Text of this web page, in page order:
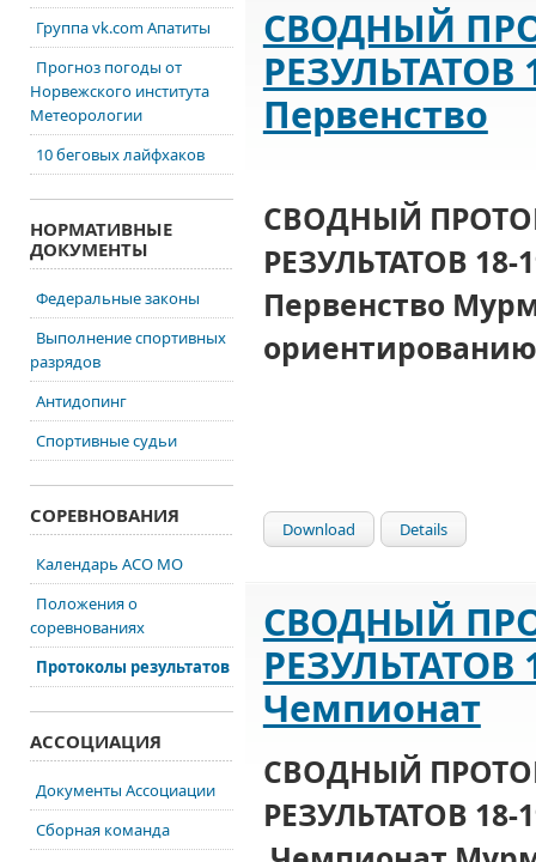
СВОДНЫЙ
РЕЗУЛЬТАТОВ
Первенство
СВОДНЫЙ
РЕЗУЛЬТАТОВ 18-
Первенство
Download Details
СВОДНЫЙ
РЕЗУЛЬТАТОВ
Чемпионат
СВОДНЫЙ
РЕЗУЛЬТАТОВ 18-
Группа vk.com Апатиты
Прогноз погоды от
Норвежского института
Метеорологии
10 беговых лайфхаков
НОРМАТИВНЫЕ
ДОКУМЕНТЫ
Федеральные законы
Выполнение спортивных
разрядов
Антидопинг
Спортивные судьи
СОРЕВНОВАНИЯ
Календарь АСО МО
Положения о
соревнованиях
Протоколы результатов
АССОЦИАЦИЯ
Документы Ассоциации
Сборная команда